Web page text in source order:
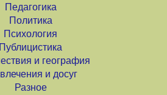
Педагогика
Политика
Психология
Публицистика
и география
и досуг
Разное